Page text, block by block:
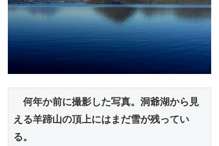
何年か前に撮影した写真。洞爺湖から見
える羊蹄山の頂上にはまだ雪が残ってい
る。